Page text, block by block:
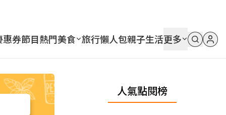
惠券節目熱門美食 旅行懶人包親子生活更多
人氣點閱榜